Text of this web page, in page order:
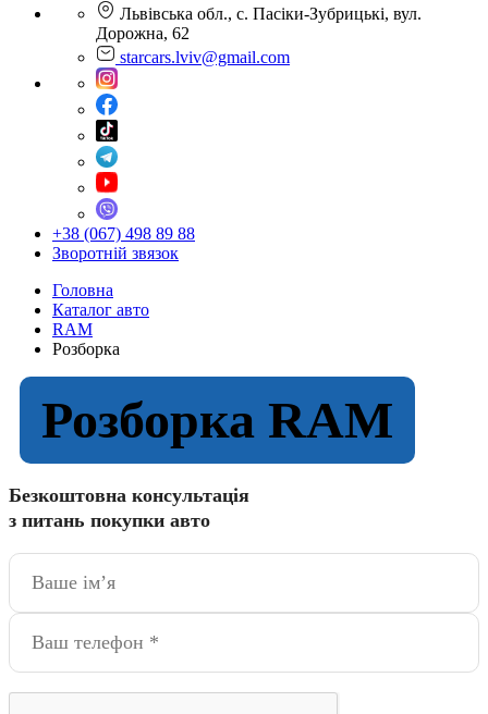
Львівська обл., с. Пасіки-Зубрицькі, вул.
Дорожна, 62
starcars.lviv@gmail.com
+38 (067) 498 89 88
Зворотній звязок
Головна
Каталог авто
RAM
Розборка
Розборка RAM
Безкоштовна консультація
з питань покупки авто